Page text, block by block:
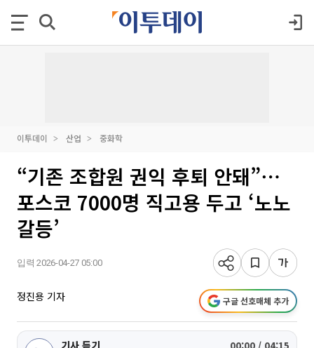
이투데이 산업 중화학
“기존 조합원 권익 후퇴 안돼”⋯
포스코 7000명 직고용 두고 ‘노노
갈등’
입력 2026-04-27 05:00
정진용 기자 구글 선호매체 추가
기사 듣기